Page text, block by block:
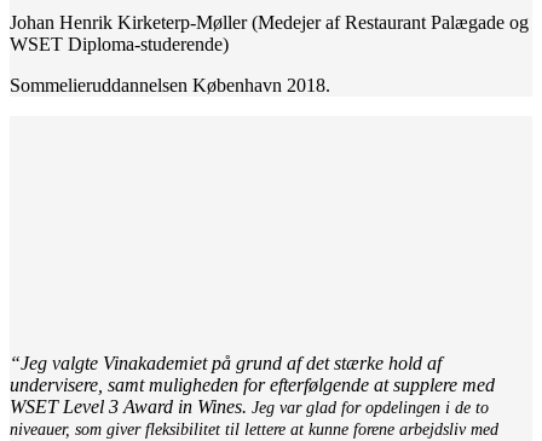
Johan Henrik Kirketerp-Møller (Medejer af Restaurant Palægade og
WSET Diploma-studerende)
Sommelieruddannelsen København 2018.
“Jeg valgte Vinakademiet på grund af det stærke hold af
undervisere, samt muligheden for efterfølgende at supplere med
WSET Level 3 Award in Wines. Jeg var glad for opdelingen i de to
niveauer, som giver fleksibilitet til lettere at kunne forene arbejdsliv med